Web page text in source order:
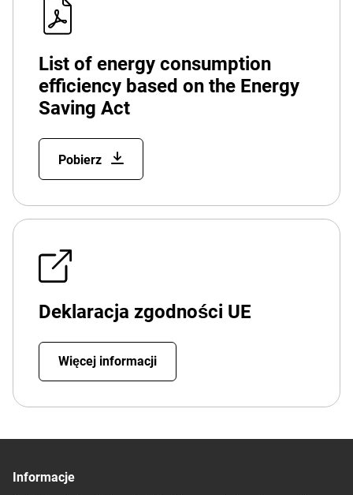
List of energy consumption
efficiency based on the Energy
Saving Act
Pobierz
Deklaracja zgodności UE
Więcej informacji
Informacje